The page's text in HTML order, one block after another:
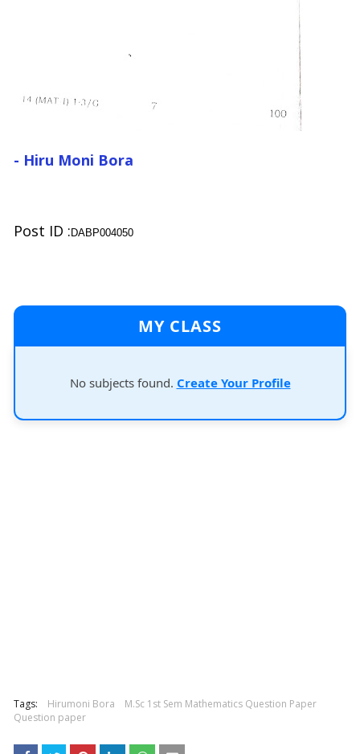
- Hiru Moni Bora
Post ID : DABP004050
MY CLASS
No subjects found. Create Your Profile
Tags: Hirumoni Bora
M.Sc 1st Sem Mathematics Question Paper
Question paper